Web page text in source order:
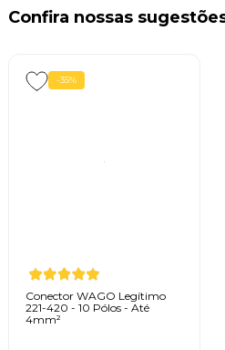
Confira nossas
-35%
Conector WAGO Legítimo
221-420 - 10 Pólos - Até
4mm²